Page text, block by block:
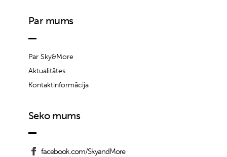
Par mums
Par Sky&More
Aktualitātes
Kontaktinformācija
Seko mums
facebook.com/SkyandMore